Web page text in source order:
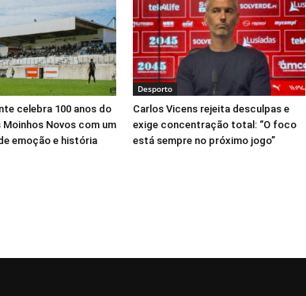
celebra 100 anos do
Novos com um
emoção e história
Desporto
Carlos Vicens rejeita desculpas e
exige concentração total: “O foco
está sempre no próximo jogo”